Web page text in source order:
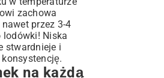
zachowa
przez 3-4
lodówki! Niska
stwardnieje i
na każdą